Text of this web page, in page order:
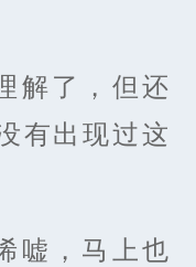
解了，但还
有出现过这
嘘，马上也